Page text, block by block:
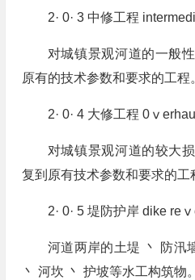
2· 0· 3 中修工程
对城镇景观河道的一般
原有的技术参数和要求的工程
2· 0· 4 大修工程 0ⅴerhaul
对城镇景观河道的较大
复到原有技术参数和要求的工
2· 0· 5 堤防护岸 dike
河道两岸的土堤 丶 防汛
丶 河坎 丶 护坡等水工构筑物。